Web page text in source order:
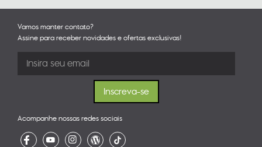
Vamos manter contato?
Assine para receber novidades e ofertas exclusivas!
Acompanhe nossas redes sociais